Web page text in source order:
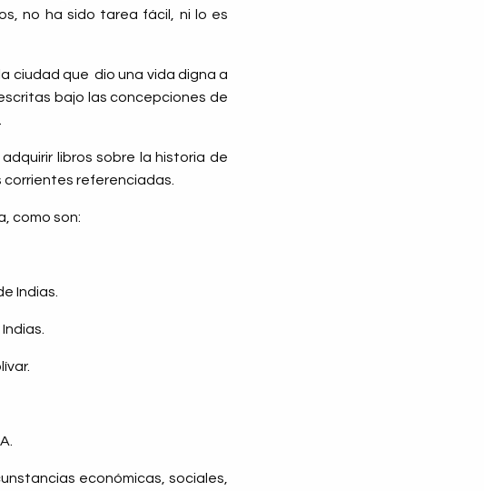
no ha sido tarea fácil, ni lo es
ciudad que dio una vida digna a
bajo las concepciones de
libros sobre la historia de
corrientes referenciadas.
como son:
Indias.
económicas, sociales,